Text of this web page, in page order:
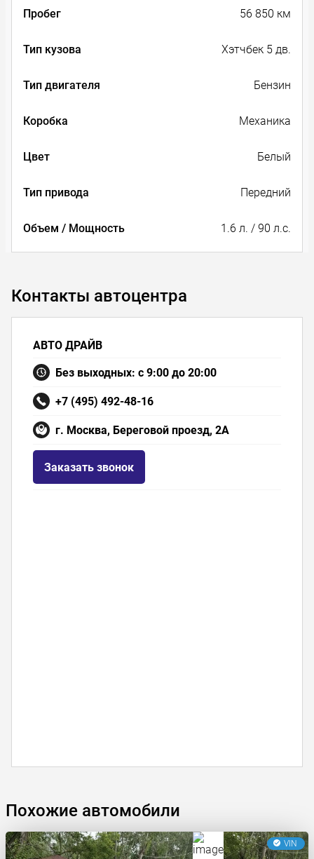
Пробег 56 850 км
Тип кузова Хэтчбек 5 дв.
Тип двигателя Бензин
Коробка Механика
Цвет Белый
Тип привода Передний
Объем / Мощность 1.6 л. / 90 л.с.
Контакты автоцентра
АВТО ДРАЙВ
Без выходных: с 9:00 до 20:00
+7 (495) 492-48-16
г. Москва, Береговой проезд, 2А
Заказать звонок
Похожие автомобили
VIN